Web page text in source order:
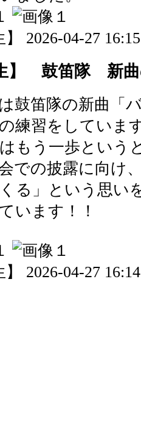
】 2026-04-27
生】 鼓笛隊 新
鼓笛隊の新曲「
練習をしていま
もう一歩という
での披露に向け
る」という思い
います！！
】 2026-04-27